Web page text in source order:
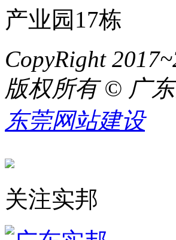
产业园17栋
CopyRight
版权所有 © 广
东莞网站建设
关注实邦